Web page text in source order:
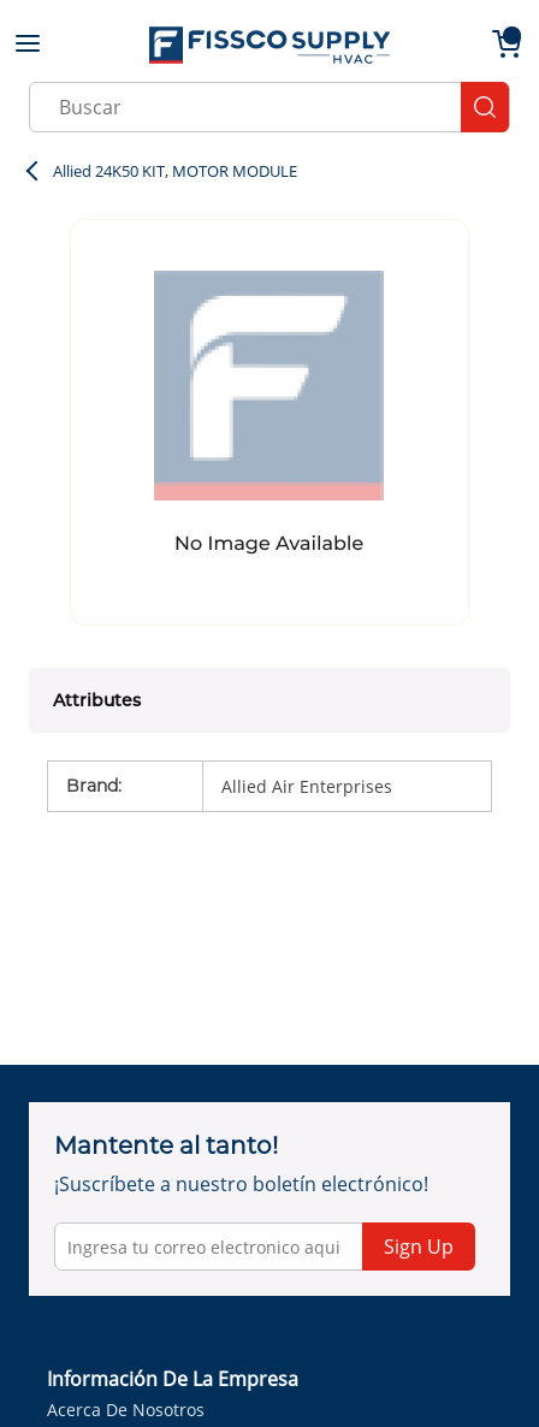
Skip to main content
Site Search
Allied 24K50 KIT, MOTOR MODULE
Attributes
Brand: Allied Air Enterprises
Mantente al tanto!
¡Suscríbete a nuestro boletín electrónico!
Sign Up
Información De La Empresa
Acerca De Nosotros